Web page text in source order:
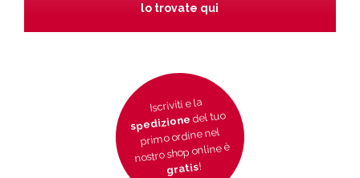
lo trovate qui
Iscriviti e la
spedizionedel tuo
primo ordine nel
nostro shop online è
gratis!